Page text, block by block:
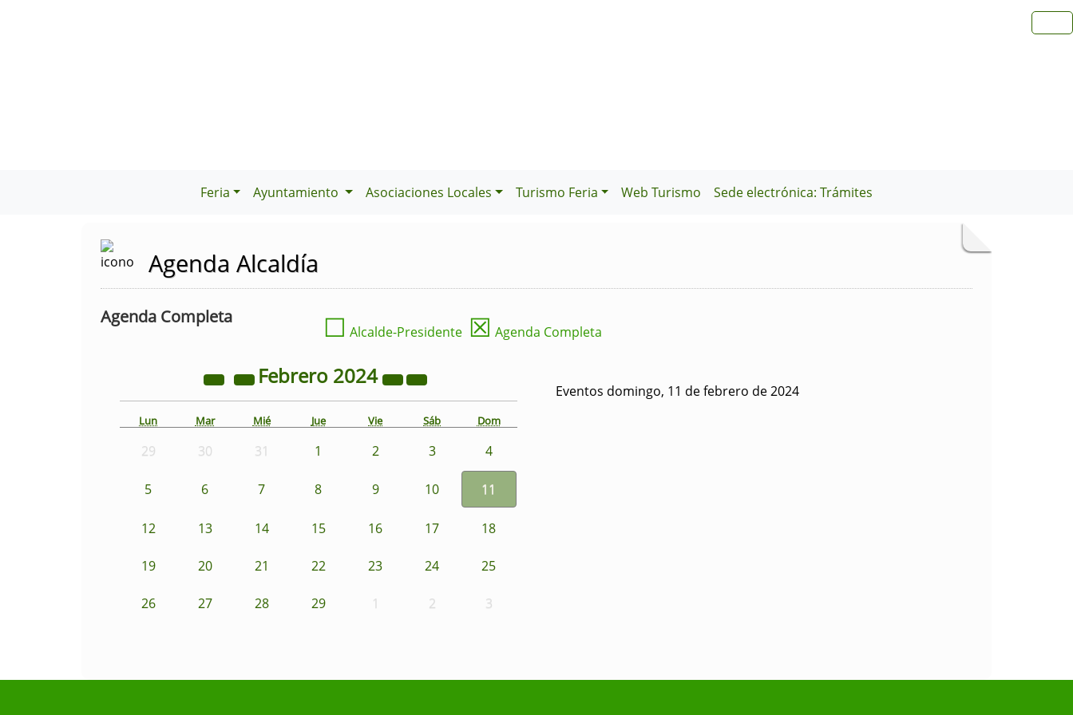
Feria Ayuntamiento Asociaciones Locales Turismo Feria Web Turismo Sede electrónica: Trámites
Agenda Alcaldía
Agenda Completa ☐ Alcalde-Presidente ☒ Agenda Completa
Febrero 2024
Lun Mar Mié Jue Vie Sáb Dom
29 30 31 1 2 3 4
5 6 7 8 9 10 11
12 13 14 15 16 17 18
19 20 21 22 23 24 25
26 27 28 29 1 2 3
Eventos domingo, 11 de febrero de 2024